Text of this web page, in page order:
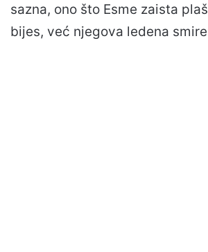
sazna, ono što Esme zaista
bijes, već njegova ledena